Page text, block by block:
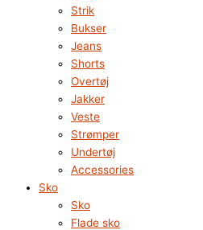
Strik
Bukser
Jeans
Shorts
Overtøj
Jakker
Veste
Strømper
Undertøj
Accessories
Sko
Sko
Flade sko